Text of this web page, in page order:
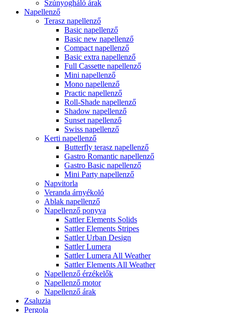
Szúnyogháló árak
Napellenző
Terasz napellenző
Basic napellenző
Basic new napellenző
Compact napellenző
Basic extra napellenző
Full Cassette napellenző
Mini napellenző
Mono napellenző
Practic napellenző
Roll-Shade napellenző
Shadow napellenző
Sunset napellenző
Swiss napellenző
Kerti napellenző
Butterfly terasz napellenző
Gastro Romantic napellenző
Gastro Basic napellenző
Mini Party napellenző
Napvitorla
Veranda árnyékoló
Ablak napellenző
Napellenző ponyva
Sattler Elements Solids
Sattler Elements Stripes
Sattler Urban Design
Sattler Lumera
Sattler Lumera All Weather
Sattler Elements All Weather
Napellenző érzékelők
Napellenző motor
Napellenző árak
Zsaluzia
Pergola